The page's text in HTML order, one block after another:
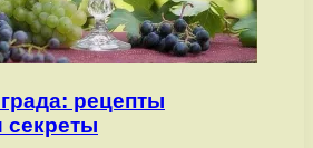
рецепты
секреты